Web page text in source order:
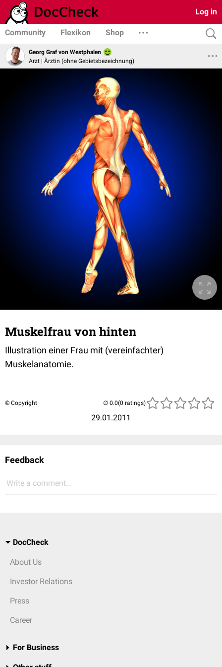
Log in
Community Flexikon Shop
Georg Graf von Westphalen
Arzt | Ärztin (ohne Gebietsbezeichnung)
Muskelfrau von hinten
Illustration einer Frau mit (vereinfachter)
Muskelanatomie.
© Copyright
29.01.2011
(0 ratings)
Feedback
Write a comment...
DocCheck
About Us
Investor Relations
Press
Career
For Business